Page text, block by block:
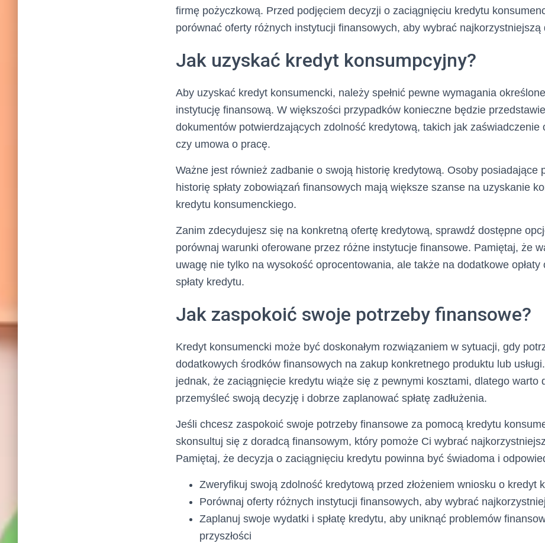
firmę pożyczkową. Przed podjęciem decyzji o zaciągnięciu kredytu
porównać oferty różnych instytucji finansowych, aby wybrać najkorzystniejszą
Jak uzyskać kredyt konsumpcyjny?
Aby uzyskać kredyt konsumencki, należy spełnić pewne wymagania
instytucję finansową. W większości przypadków konieczne będzie
dokumentów potwierdzających zdolność kredytową, takich jak zaświadczenie
czy umowa o pracę.
Ważne jest również zadbanie o swoją historię kredytową. Osoby posiadające
historię spłaty zobowiązań finansowych mają większe szanse na uzyskanie
kredytu konsumenckiego.
Zanim zdecydujesz się na konkretną ofertę kredytową, sprawdź dostępne
porównaj warunki oferowane przez różne instytucje finansowe. Pamiętaj, że
uwagę nie tylko na wysokość oprocentowania, ale także na dodatkowe opłaty
spłaty kredytu.
Jak zaspokoić swoje potrzeby finansowe?
Kredyt konsumencki może być doskonałym rozwiązaniem w sytuacji, gdy
dodatkowych środków finansowych na zakup konkretnego produktu lub
jednak, że zaciągnięcie kredytu wiąże się z pewnymi kosztami, dlatego warto
przemyśleć swoją decyzję i dobrze zaplanować spłatę zadłużenia.
Jeśli chcesz zaspokoić swoje potrzeby finansowe za pomocą kredytu
skonsultuj się z doradcą finansowym, który pomoże Ci wybrać
Pamiętaj, że decyzja o zaciągnięciu kredytu powinna być świadoma i
Zweryfikuj swoją zdolność kredytową przed złożeniem wniosku o kredyt
Porównaj oferty różnych instytucji finansowych, aby wybrać
Zaplanuj swoje wydatki i spłatę kredytu, aby uniknąć problemów
przyszłości